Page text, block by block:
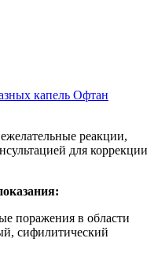
капель Офтан
реакции,
для коррекции
поражения в области
сифилитический